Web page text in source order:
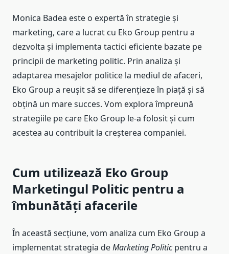
Monica Badea este o expertă în strategie și
marketing, care a lucrat cu Eko Group pentru a
dezvolta și implementa tactici eficiente bazate pe
principii de marketing politic. Prin analiza și
adaptarea mesajelor politice la mediul de afaceri,
Eko Group a reușit să se diferențieze în piață și să
obțină un mare succes. Vom explora împreună
strategiile pe care Eko Group le-a folosit și cum
acestea au contribuit la creșterea companiei.
Cum utilizează Eko Group
Marketingul Politic pentru a
îmbunătăți afacerile
În această secțiune, vom analiza cum Eko Group a
implementat strategia deMarketing Politicpentru a